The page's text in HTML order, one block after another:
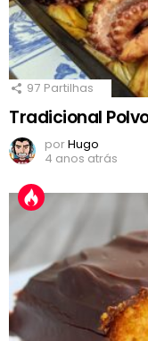
97 Partilhas
Tradicional
porHugo
4 anos atrás